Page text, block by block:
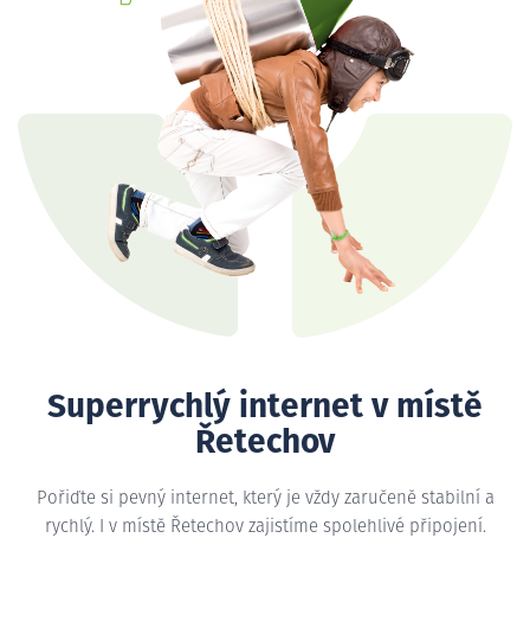
Superrychlý internet v místě
Řetechov
Pořiďte si pevný internet, který je vždy zaručeně stabilní a
rychlý. I v místě Řetechov zajistíme spolehlivé připojení.